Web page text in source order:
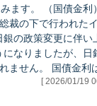
国債金利
裁の下で行われた
の政策変更に伴い
なりましたが、日
実質経済成
の3つの合計値に
[ 2026/01/19